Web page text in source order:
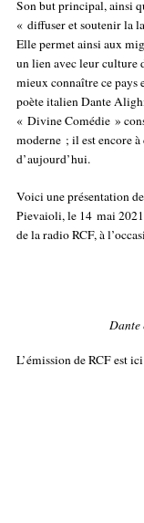
Son but principal, ainsi
« diffuser et soutenir la
Elle permet ainsi aux
un lien avec leur culture
mieux connaître ce pays
poète italien Dante
« Divine Comédie »
moderne ; il est encore
d’aujourd’hui.
Voici une présentation
Pievaioli, le 14 mai
de la radio RCF, à
Dante
L’émission de RCF est